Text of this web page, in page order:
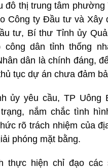
đô thị trung tâm phường
Công ty Đầu tư và Xây
tư, Bí thư Tỉnh ủy
công dân tỉnh thống
dân là chính đáng,
tục dự án chưa đảm
ủy yêu cầu, TP Uông
nắm chắc tình
rõ trách nhiệm của
phóng mặt bằng.
thực hiện chỉ đạo các